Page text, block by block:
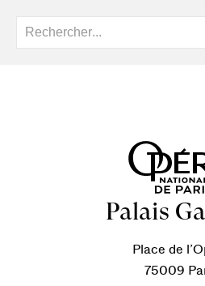
Palais
Place de
75009